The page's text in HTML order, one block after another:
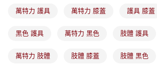
法說明評估內容。
1.分期款項不併入電信帳單，「大哥付你分期」於每月
帳／街口支付／iPASS MONEY」等通路繳費。
每筆NT$100，滿NT$899(含以上)免運費
7-11取貨付款
萬特力 護具 萬特力 膝蓋 護具 膝蓋
黑色 護具 萬特力 黑色 肢體 護具
萬特力 肢體 肢體 膝蓋 肢體 黑色